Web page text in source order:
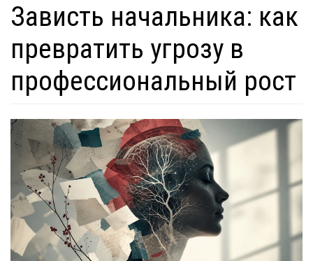
Зависть начальника: как
превратить угрозу в
профессиональный рост